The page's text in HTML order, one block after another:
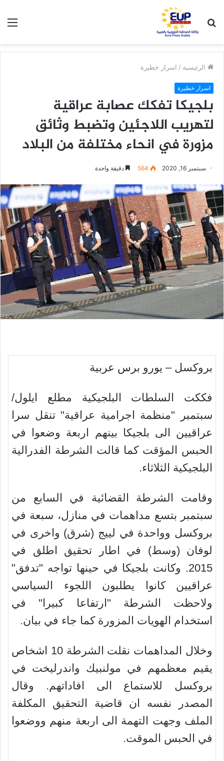
عن
الرئيسية / اسرار خطيرة
اسرار خطيرة
بلجيكا تفكك عصابة عراقية
لتهريب اللاجئين وتضبط وثائق
مزورة في انحاء مختلفة من البلاد
سبتمبر 16, 2020 564 دقيقة واحدة
بروكسل – يورو برس عربية
فككت السلطات البلجيكية مطلع ايلول/
سبتمبر "منظمة اجرامية عراقية" تنقل سرا
عراقيين الى بلجيكا بينهم اربعة وضعوا في
الحبس المؤقت كما قالت الشرطة الفدرالية
البلجيكية الثلاثاء.
وقامت الشرطة القضائية في السابع من
سبتمبر بتسع مداهمات في منازل، سبعة في
بروكسل وواحدة في لييج (شرق) واخرى في
لوفان (وسط) في اطار تحقيق اطلق في
2015. وكانت بلجيكا في حينها تواجه "تدفق"
عراقيين كانوا يطلبون اللجوء السياسي
ولاحظت الشرطة "ارتفاعا كبيرا" في
استخدام الهويات المزورة كما جاء في بيان.
وخلال المداهمات نقلت الشرطة 10 اشخاص
يقيم معظمهم في مولنبيك واندرليخت في
بروكسل للاستماع الى افاداتهم. وقال
المصدر نفسه ان قاضية التحقيق المكلفة
الملف وجهت التهمة الى اربعة منهم ووضعوا
في الحبس الموقت.